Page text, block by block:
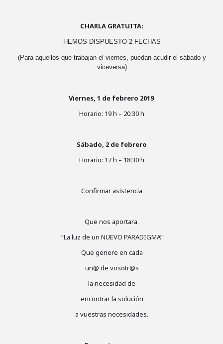
CHARLA GRATUITA:
HEMOS DISPUESTO 2 FECHAS
(Para aquellos que trabajan el viernes, puedan acudir el sábado y
viceversa)
Viernes, 1 de febrero 2019
Horario: 19 h – 20:30 h
Sábado, 2 de febrero
Horario: 17 h – 18:30 h
Confirmar asistencia
Que nos aportara.
“La luz de un NUEVO PARADIGMA”
Que genere en cada
un@ de vosotr@s
la necesidad de
encontrar la solución
a vuestras necesidades.